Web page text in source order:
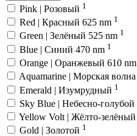
Pink | Розовый 1
Red | Красный 625 nm 1
Green | Зелёный 525 nm 1
Blue | Синий 470 nm 1
Orange | Оранжевый 610 nm
Aquamarine | Морская волна
Emerald | Изумрудный 1
Sky Blue | Небесно-голубой
Yellow Volt | Жёлто-зелёный
Gold | Золотой 1